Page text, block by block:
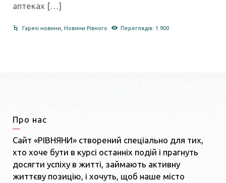
аптеках […]
Гарячі новини ,Новини Рівного Переглядів: 1 900
Про нас
Сайт «РІВНЯНИ» створений спеціально для тих,
хто хоче бути в курсі останніх подій і прагнуть
досягти успіху в житті, займають активну
життєву позицію, і хочуть, щоб наше місто